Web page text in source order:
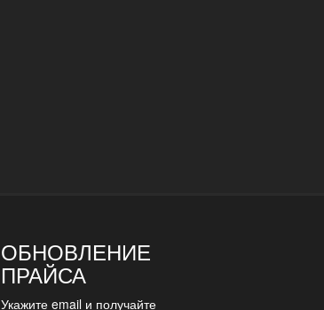
ОБНОВЛЕНИЕ
ПРАЙСА
Укажите email и получайте